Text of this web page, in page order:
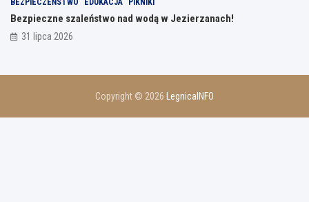
BEZPIECZEŃSTWO EDUKACJA PIKNIKI
Bezpieczne szaleństwo nad wodą w Jezierzanach!
31 lipca 2026
Copyright © 2026 LegnicaINFO